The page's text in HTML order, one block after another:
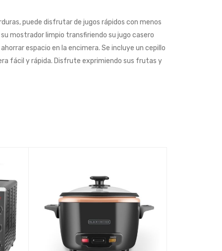
puede disfrutar de jugos rápidos con menos
mostrador limpio transfiriendo su jugo casero
espacio en la encimera. Se incluye un cepillo
fácil y rápida. Disfrute exprimiendo sus frutas y